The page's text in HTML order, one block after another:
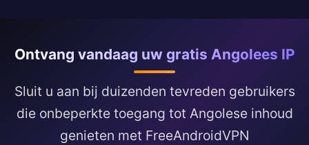
Ontvang vandaag uw gratis Angolees IP
Sluit u aan bij duizenden tevreden gebruikers
die onbeperkte toegang tot Angolese inhoud
genieten met FreeAndroidVPN